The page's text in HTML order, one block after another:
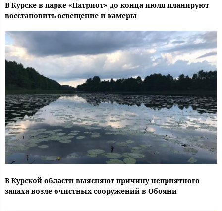
В Курске в парке «Патриот» до конца июля планируют
восстановить освещение и камеры
В Курской области выясняют причину неприятного
запаха возле очистных сооружений в Обояни